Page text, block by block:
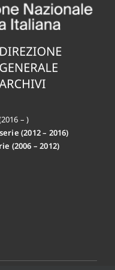
– )
(2012 – 2016)
(2006 – 2012)